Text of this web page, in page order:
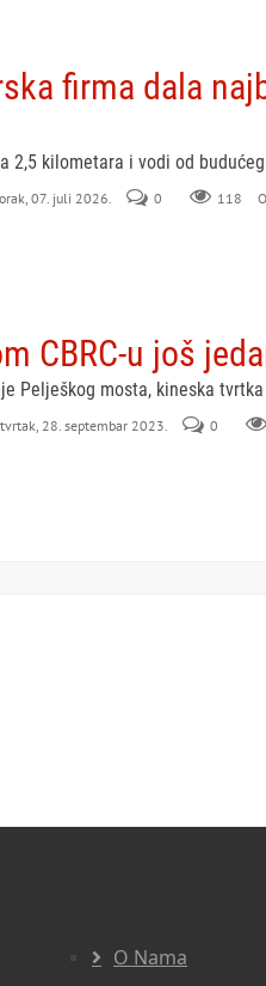
firma dala
2,5 kilometara i vodi od
07. juli 2026. 0 118
CBRC-u još
Pelješkog mosta, kineska
28. septembar 2023. 0
O Nama